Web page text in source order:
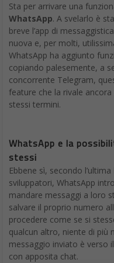
Sta per arrivare una
WhatsApp. A svelarlo è
breve l’app di
nuova e, per molti,
WhatsApp ha aggiunto
copiando palesemente, a
concorrente Telegram,
feature che la rivale
stessi termini.
WhatsApp e la
stessi
Ebbene sì, secondo l’ultima
sviluppatori, WhatsApp
mandare messaggi a loro
salvare il proprio numero
procedere come se si
qualcun altro, niente di più
messaggio inviato è verso
con apposita chat.